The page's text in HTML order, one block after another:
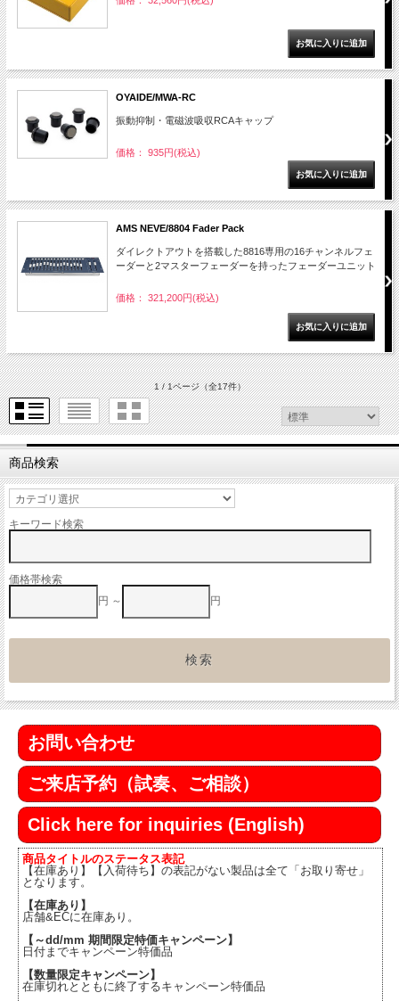
OYAIDE/MWA-RC
振動抑制・電磁波吸収RCAキャップ
価格： 935円(税込)
AMS NEVE/8804 Fader Pack
ダイレクトアウトを搭載した8816専用の16チャンネルフェ
ーダーと2マスターフェーダーを持ったフェーダーユニット
価格： 321,200円(税込)
1 / 1ページ（全17件）
商品検索
キーワード検索
価格帯検索
円 ～
円
お問い合わせ
ご来店予約（試奏、ご相談）
Click here for inquiries (English)
商品タイトルのステータス表記
【在庫あり】【入荷待ち】の表記がない製品は全て「お取り寄せ」
となります。
【在庫あり】
店舗&ECに在庫あり。
【～dd/mm 期間限定特価キャンペーン】
日付までキャンペーン特価品
【数量限定キャンペーン】
在庫切れとともに終了するキャンペーン特価品